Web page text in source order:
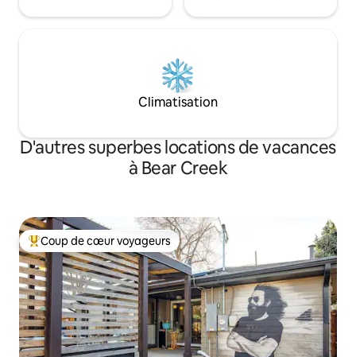
Climatisation
D'autres superbes locations de vacances
à Bear Creek
Coup de cœur voyageurs parmi les plus aimés
Coup de cœur voyageurs